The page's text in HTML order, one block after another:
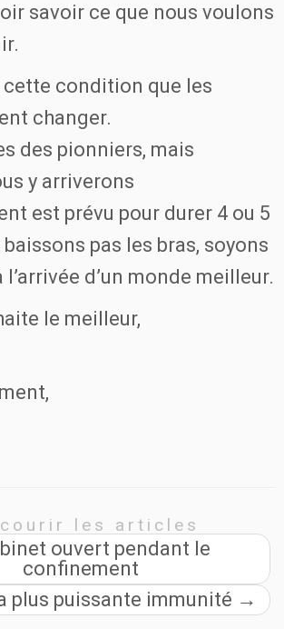
savoir ce que nous voulons
cette condition que les
changer.
des pionniers, mais
y arriverons
est prévu pour durer 4 ou 5
pas les bras, soyons
l’arrivée d’un monde meilleur.
le meilleur,
les articles
ouvert pendant le
confinement
plus puissante immunité →